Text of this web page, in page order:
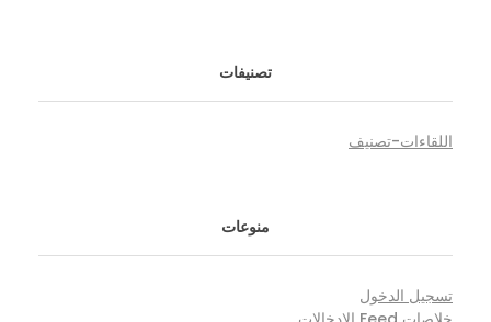
تصنيفات
اللقاءات-تصنيف
منوعات
تسجيل الدخول